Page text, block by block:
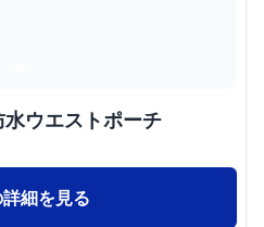
ウエストポーチ
細を見る